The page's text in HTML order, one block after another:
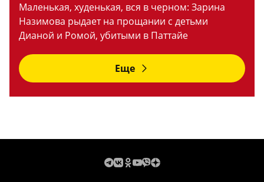
Маленькая, худенькая, вся в черном: Зарина
Назимова рыдает на прощании с детьми
Дианой и Ромой, убитыми в Паттайе
Еще